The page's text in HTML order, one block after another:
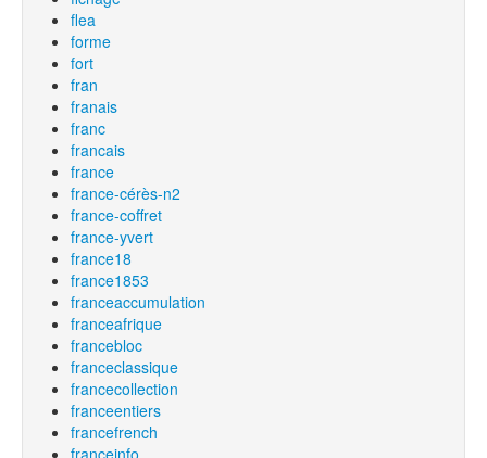
flea
forme
fort
fran
franais
franc
francais
france
france-cérès-n2
france-coffret
france-yvert
france18
france1853
franceaccumulation
franceafrique
francebloc
franceclassique
francecollection
franceentiers
francefrench
franceinfo